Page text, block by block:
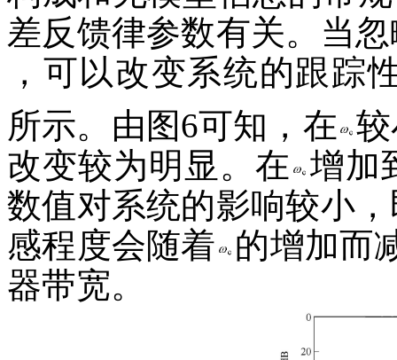
差反馈律参数有关。当
，可以改变系统的跟踪
所示。由图6可知，在
改变较为明显。在 增加
数值对系统的影响较小
感程度会随着 的增加而
器带宽。